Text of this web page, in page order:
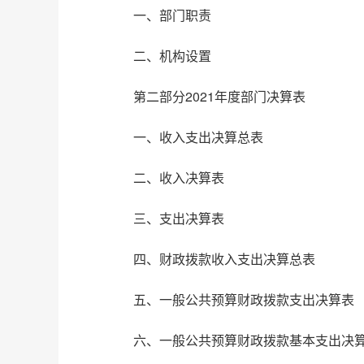
一、部门职责
二、机构设置
第二部分2021年度部门决算表
一、收入支出决算总表
二、收入决算表
三、支出决算表
四、财政拨款收入支出决算总表
五、一般公共预算财政拨款支出决算表
六、一般公共预算财政拨款基本支出决